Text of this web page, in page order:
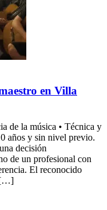
en Villa
de la música • Técnica y
años y sin nivel previo.
decisión
de un profesional con
El reconocido
[…]